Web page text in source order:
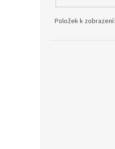
Položek k zobrazení: